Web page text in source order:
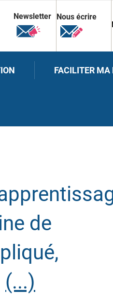
Newsletter
Nous écrire
FACILITER MA
de
(...)